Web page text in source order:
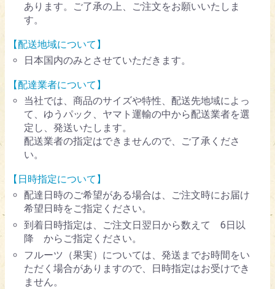
あります。ご了承の上、ご注文をお願いいたしま
す。
【配送地域について】
日本国内のみとさせていただきます。
【配達業者について】
当社では、商品のサイズや特性、配送先地域によっ
て、ゆうパック、ヤマト運輸の中から配送業者を選
定し、発送いたします。
配送業者の指定はできませんので、ご了承くださ
い。
【日時指定について】
配達日時のご希望がある場合は、ご注文時にお届け
希望日時をご指定ください。
到着日時指定は、ご注文日翌日から数えて 6日以
降 からご指定ください。
フルーツ（果実）については、発送までお時間をい
ただく場合がありますので、日時指定はお受けでき
ません。